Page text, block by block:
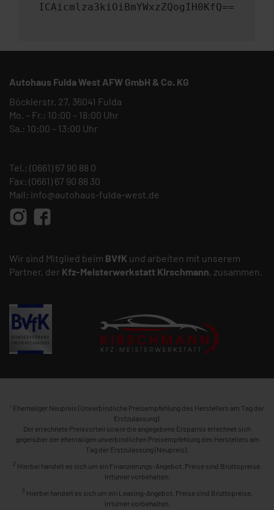
ICAicmlza3kiOiBmYWxzZQogIH0KfQ==
Autohaus Fulda West AFW GmbH & Co. KG
Böcklerstr. 27, 36041 Fulda
Mo. – Fr.: 10:00 – 18:00 Uhr
Sa.: 10:00 – 13:00 Uhr
Tel.: (0661) 67 90 88 0
Fax: (0661) 67 90 88 30
Mail: info@autohaus-fulda-west.de
Wir sind Mitglied beim BVfK und arbeiten mit unserem
Partner, der Kfz-Meisterwerkstatt Kirschmann, zusammen.
1 Ehemaliger Neupreis (Unverbindliche Preisempfehlung des Herstellers am Tag der
Erstzulassung).
Der errechnete Preisvorteil sowie die angegebene Ersparnis errechnet sich
gegenüber der ehemaligen unverbindlichen Preisempfehlung des Herstellers am
Tag der Erstzulassung (Neupreis).
2 Hierbei handelt es sich um ein Finanzierungs-Angebot. Preise sind Bruttopreise.
Irrtümer vorbehalten.
3 Hierbei handelt es sich um ein Leasing-Angebot. Preise sind Bruttopreise.
Irrtümer vorbehalten.